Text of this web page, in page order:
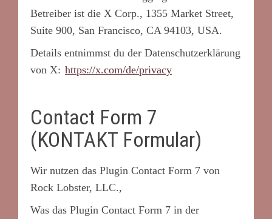
Betreiber ist die X Corp., 1355 Market Street,
Suite 900, San Francisco, CA 94103, USA.
Details entnimmst du der Datenschutzerklärung
von X: https://x.com/de/privacy
Contact Form 7
(KONTAKT Formular)
Wir nutzen das Plugin Contact Form 7 von
Rock Lobster, LLC.,
Was das Plugin Contact Form 7 in der